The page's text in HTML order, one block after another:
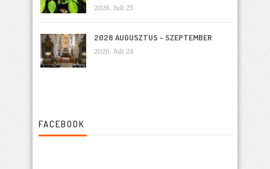
2026. Juli 25
2026 AUGUSZTUS – SZEPTEMBER
2026. Juli 24
FACEBOOK